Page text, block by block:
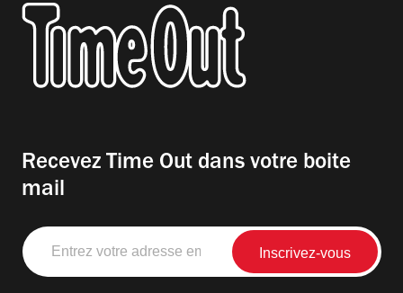
Recevez Time Out dans votre boite
mail
Entrez
votre
adresse